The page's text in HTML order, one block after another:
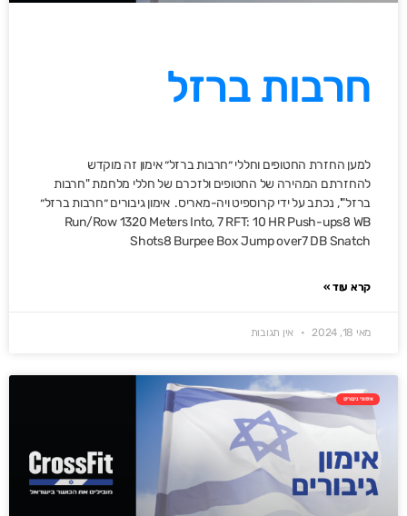
חרבות ברזל
למען החזרת החטופים וחללי ״חרבות ברזל״ אימון זה מוקדש
להחזרתם המהירה של החטופים ולזכרם של חללי מלחמת "חרבות
ברזל"', נכתב על ידי קרוספיט ויה-מאריס. אימון גיבורים ״חרבות ברזל״
Run/Row 1320 Meters Into, 7 RFT: 10 HR Push-ups8 WB
Shots8 Burpee Box Jump over7 DB Snatch
קרא עוד »
מאי 18, 2024 אין תגובות
אימוני גיבורים